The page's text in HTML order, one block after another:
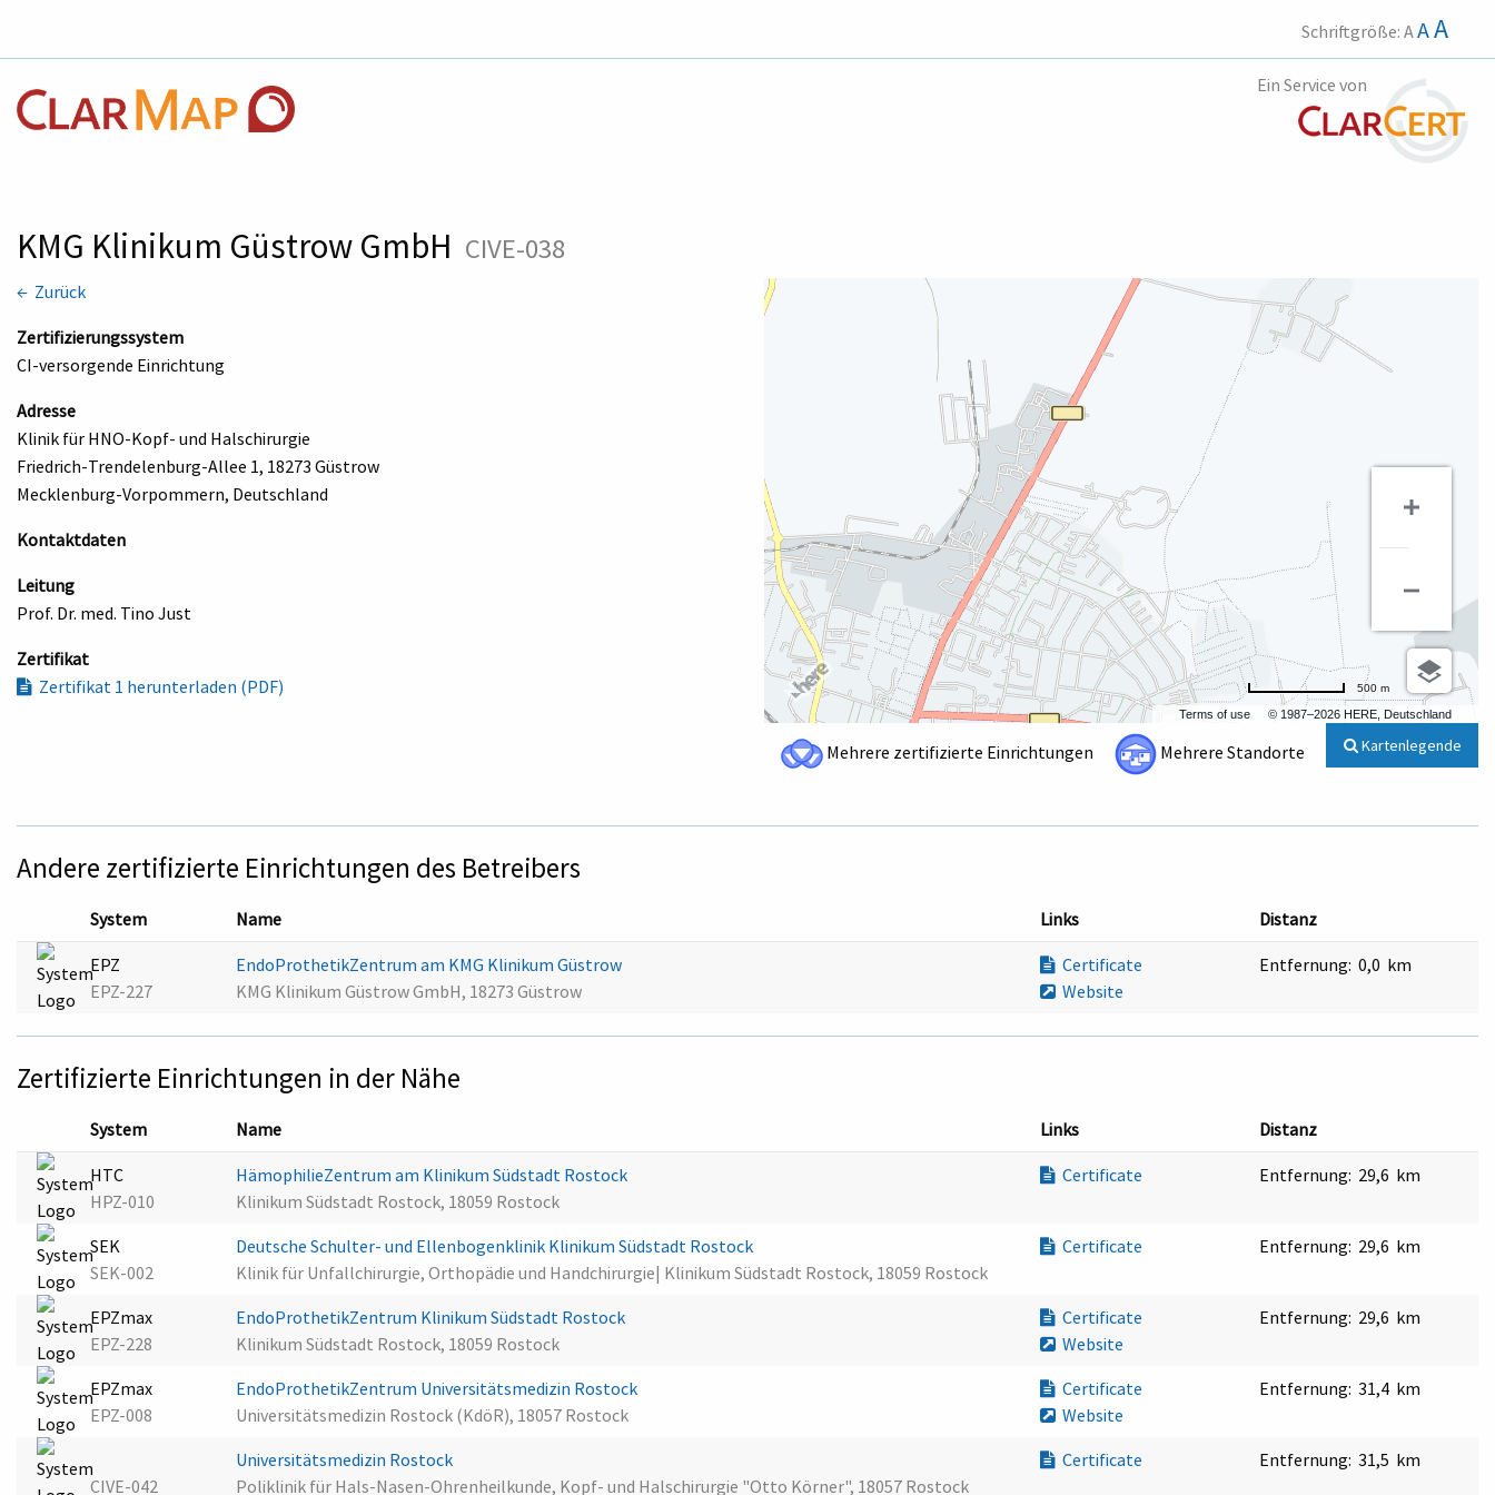
Schriftgröße: AAA
Ein Service von
KMG Klinikum Güstrow GmbH CIVE-038
← Zurück
Zertifizierungssystem
CI-versorgende Einrichtung
Adresse
Klinik für HNO-Kopf- und Halschirurgie
Friedrich-Trendelenburg-Allee 1, 18273 Güstrow
Mecklenburg-Vorpommern, Deutschland
Kontaktdaten
Leitung
Prof. Dr. med. Tino Just
Zertifikat
Zertifikat 1 herunterladen (PDF)
Terms of use © 1987–2026 HERE, Deutschland
500 m
Mehrere zertifizierte Einrichtungen Mehrere Standorte Kartenlegende
Andere zertifizierte Einrichtungen des Betreibers
System Name Links Distanz
EPZ
EPZ-227
EndoProthetikZentrum am KMG Klinikum Güstrow
KMG Klinikum Güstrow GmbH, 18273 Güstrow
Certificate
Website
Entfernung: 0,0 km
Zertifizierte Einrichtungen in der Nähe
System Name Links Distanz
HTC
HPZ-010
HämophilieZentrum am Klinikum Südstadt Rostock
Klinikum Südstadt Rostock, 18059 Rostock
Certificate Entfernung: 29,6 km
SEK
SEK-002
Deutsche Schulter- und Ellenbogenklinik Klinikum Südstadt Rostock
Klinik für Unfallchirurgie, Orthopädie und Handchirurgie| Klinikum Südstadt Rostock, 18059 Rostock
Certificate Entfernung: 29,6 km
EPZmax
EPZ-228
EndoProthetikZentrum Klinikum Südstadt Rostock
Klinikum Südstadt Rostock, 18059 Rostock
Certificate
Website
Entfernung: 29,6 km
EPZmax
EPZ-008
EndoProthetikZentrum Universitätsmedizin Rostock
Universitätsmedizin Rostock (KdöR), 18057 Rostock
Certificate
Website
Entfernung: 31,4 km
CIVE-042
Universitätsmedizin Rostock
Poliklinik für Hals-Nasen-Ohrenheilkunde, Kopf- und Halschirurgie "Otto Körner", 18057 Rostock
Certificate Entfernung: 31,5 km